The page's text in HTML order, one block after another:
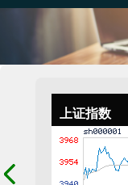
上证指数